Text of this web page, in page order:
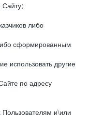
либо
сформированным
использовать другие
по адресу
Пользователям и\или